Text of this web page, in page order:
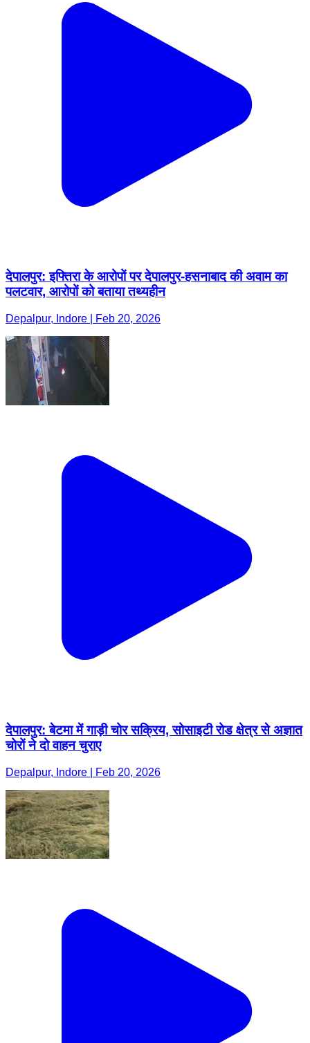
देपालपुर: इफ्तिरा के आरोपों पर देपालपुर-हसनाबाद की अवाम का
पलटवार, आरोपों को बताया तथ्यहीन
Depalpur, Indore | Feb 20, 2026
देपालपुर: बेटमा में गाड़ी चोर सक्रिय, सोसाइटी रोड क्षेत्र से अज्ञात
चोरों ने दो वाहन चुराए
Depalpur, Indore | Feb 20, 2026